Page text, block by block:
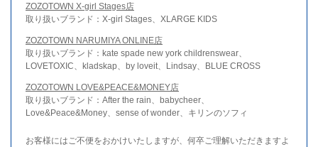
ZOZOTOWN X-girl Stages店
取り扱いブランド：X-girl Stages、XLARGE KIDS
ZOZOTOWN NARUMIYA ONLINE店
取り扱いブランド：kate spade new york childrenswear、
LOVETOXIC、kladskap、by loveit、Lindsay、BLUE CROSS
ZOZOTOWN LOVE&PEACE&MONEY店
取り扱いブランド：After the rain、babycheer、
Love&Peace&Money、sense of wonder、キリンのソフィ
お客様にはご不便をおかけいたしますが、何卒ご理解いただきますよ